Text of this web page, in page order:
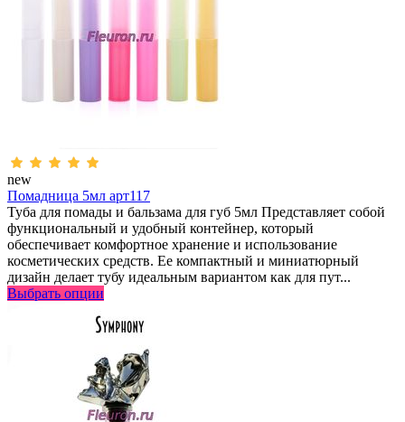
new
Помадница 5мл арт117
Туба для помады и бальзама для губ 5мл Представляет собой
функциональный и удобный контейнер, который
обеспечивает комфортное хранение и использование
косметических средств. Ее компактный и миниатюрный
дизайн делает тубу идеальным вариантом как для пут...
Выбрать опции